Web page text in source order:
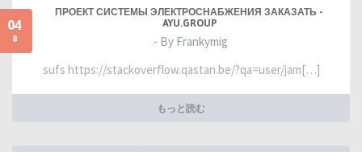
04
8
ПРОЕКТ СИСТЕМЫ ЭЛЕКТРОСНАБЖЕНИЯ ЗАКАЗАТЬ -
AYU.GROUP
- By Frankymig
sufs https://stackoverflow.qastan.be/?qa=user/jam[…]
もっと読む